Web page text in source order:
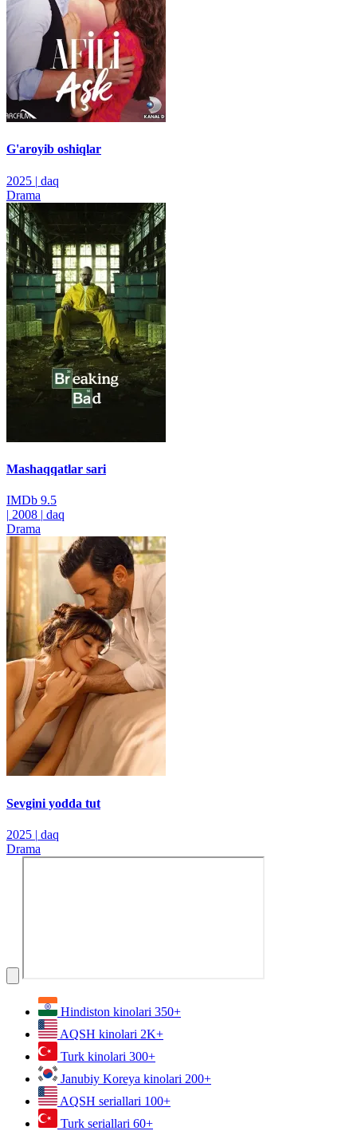
G'aroyib oshiqlar
2025 | daq
Drama
Mashaqqatlar sari
IMDb 9.5
| 2008 | daq
Drama
Sevgini yodda tut
2025 | daq
Drama
Hindiston kinolari 350+
AQSH kinolari 2K+
Turk kinolari 300+
Janubiy Koreya kinolari 200+
AQSH seriallari 100+
Turk seriallari 60+